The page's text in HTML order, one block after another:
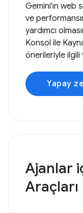
Gemini'ın web
ve
yardımcı
Konsol ile
önerileriyle ilgili
Ajanlar
Araçları